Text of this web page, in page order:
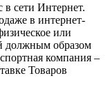
сети Интернет.
в интернет-
или
должным образом
компания –
Товаров